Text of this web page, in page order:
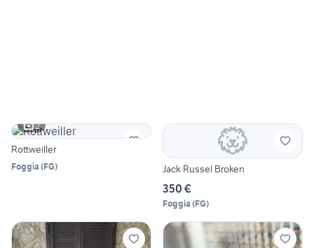
2
Rottweiller
Foggia (FG) Jack Russel Broken
350 €
Foggia (FG)